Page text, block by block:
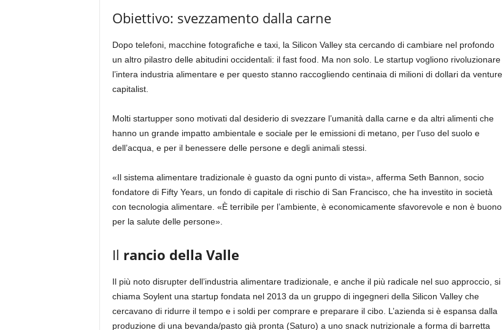
Obiettivo: svezzamento dalla carne
Dopo telefoni, macchine fotografiche e taxi, la Silicon Valley sta cercando di cambiare nel profondo
un altro pilastro delle abitudini occidentali: il fast food. Ma non solo. Le startup vogliono rivoluzionare
l’intera industria alimentare e per questo stanno raccogliendo centinaia di milioni di dollari da venture
capitalist.
Molti startupper sono motivati dal desiderio di svezzare l’umanità dalla carne e da altri alimenti che
hanno un grande impatto ambientale e sociale per le emissioni di metano, per l’uso del suolo e
dell’acqua, e per il benessere delle persone e degli animali stessi.
«Il sistema alimentare tradizionale è guasto da ogni punto di vista», afferma Seth Bannon, socio
fondatore di Fifty Years, un fondo di capitale di rischio di San Francisco, che ha investito in società
con tecnologia alimentare. «È terribile per l’ambiente, è economicamente sfavorevole e non è buono
per la salute delle persone».
Il rancio della Valle
Il più noto disrupter dell’industria alimentare tradizionale, e anche il più radicale nel suo approccio, si
chiama Soylent una startup fondata nel 2013 da un gruppo di ingegneri della Silicon Valley che
cercavano di ridurre il tempo e i soldi per comprare e preparare il cibo. L’azienda si è espansa dalla
produzione di una bevanda/pasto già pronta (Saturo) a uno snack nutrizionale a forma di barretta